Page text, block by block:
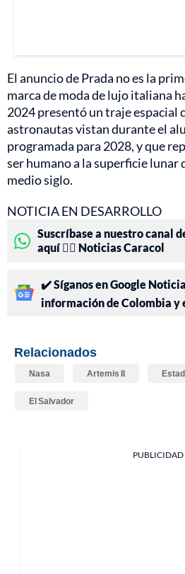
El anuncio de Prada no es la
marca de moda de lujo italiana
2024 presentó un traje espacial
astronautas vistan durante el
programada para 2028, y que
ser humano a la superficie lunar
medio siglo.
NOTICIA EN DESARROLLO
Suscríbase a nuestro canal
aquí 👉🏻 Noticias Caracol
✔️ Síganos en Google
información de Colombia y
Relacionados
Nasa Artemis II
El Salvador
PUBLICIDAD